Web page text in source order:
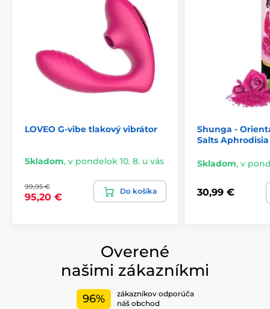
LOVEO G-vibe tlakový vibrátor
Skladom, v pondelok 10. 8. u vás
99,95 €
95,20 €
Do košíka
Shunga -
Salts
Skladom, v
30,99 €
Overené
našimi zákazníkmi
96%
zákazníkov odporúča
náš obchod